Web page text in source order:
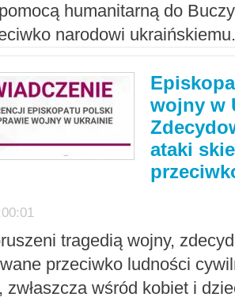
humanitarną do
narodowi
wojny w
ataki
tragedią wojny,
przeciwko ludności
zwłaszcza wśród kobiet i